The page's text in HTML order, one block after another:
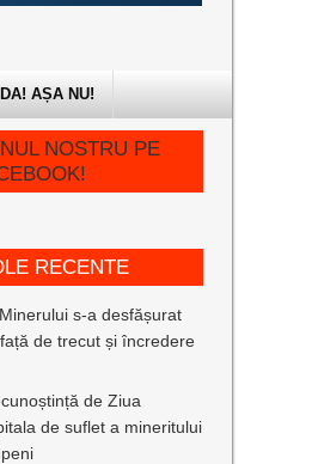
AȘA NU!
NOSTRU PE
RECENTE
s-a desfășurat
de trecut și încredere
de Ziua
de suflet a mineritului